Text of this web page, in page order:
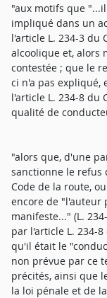
"aux motifs que
impliqué dans un
l'article L. 234-3 du
alcoolique et, alors
contestée ; que le
ci n'a pas
l'article L. 234-8 du
qualité de
"alors que, d'une
sanctionne le refus
Code de la route,
encore de "l'auteur
manifeste..." (L.
par l'article L. 234-
qu'il était le
non prévue par ce
précités, ainsi que
la loi pénale et de